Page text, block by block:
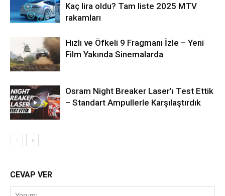
Kaç lira oldu? Tam liste 2025 MTV
rakamları
Hızlı ve Öfkeli 9 Fragmanı İzle – Yeni
Film Yakında Sinemalarda
Osram Night Breaker Laser’ı Test Ettik
– Standart Ampullerle Karşılaştırdık
CEVAP VER